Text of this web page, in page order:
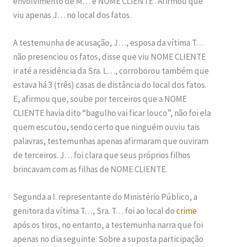
viu apenas J… no local dos fatos.
A testemunha de acusação, J…, esposa da vítima T…
não presenciou os fatos, disse que viu NOME CLIENTE
ir até a residência da Sra. L…, corroborou também que
estava há 3 (três) casas de distância do local dos fatos.
E, afirmou que, soube por terceiros que a NOME
CLIENTE havia dito “bagulho vai ficar louco”, não foi ela
quem escutou, sendo certo que ninguém ouviu tais
palavras, testemunhas apenas afirmaram que ouviram
de terceiros. J… foi clara que seus próprios filhos
brincavam com as filhas de NOME CLIENTE.
Segunda a I. representante do Ministério Público, a
genitora da vítima T…, Sra. T… foi ao local docrime
após os tiros, no entanto, a testemunha narra que foi
apenas no dia seguinte. Sobre a suposta participação